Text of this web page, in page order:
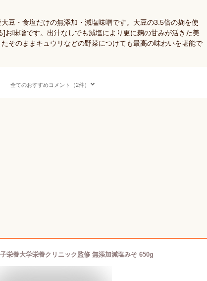
豆・食塩だけの無添加・減塩味噌です。大豆の3.5倍の麹を使
]お味噌です。出汁なしでも減塩により更に麹の甘みが活きた美
そのままキュウリなどの野菜につけても最高の味わいを堪能で
全てのおすすめコメント（2件）
栄養大学栄養クリニック監修 無添加減塩みそ 650g